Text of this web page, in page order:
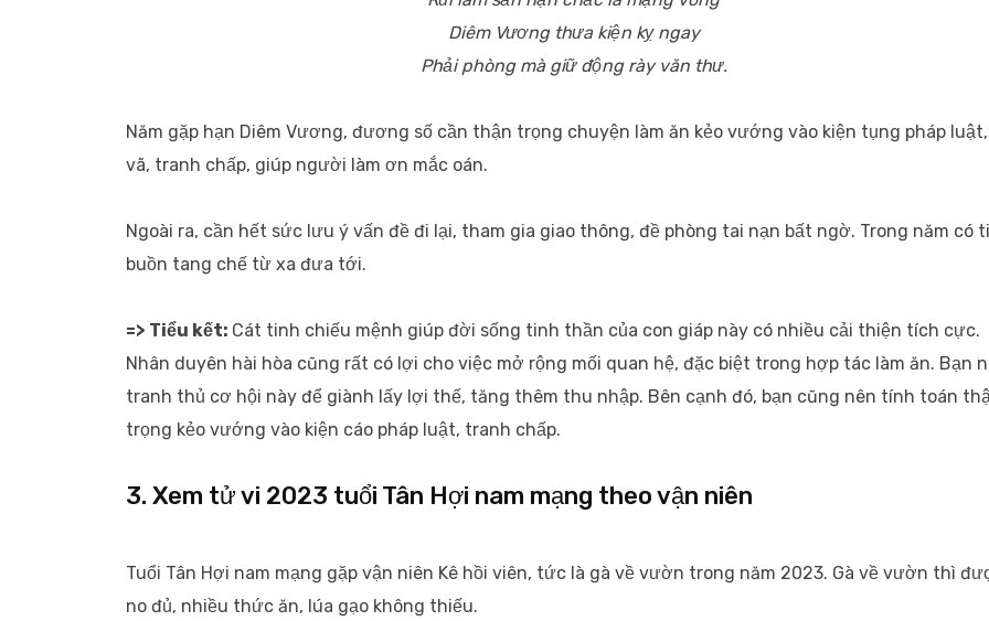
Diêm Vương thưa kiện kỵ ngay
Phải phòng mà giữ động rày văn thư.
Năm gặp hạn Diêm Vương, đương số cần thận trọng chuyện làm ăn kẻo vướng vào kiện tụng pháp
vã, tranh chấp, giúp người làm ơn mắc oán.
Ngoài ra, cần hết sức lưu ý vấn đề đi lại, tham gia giao thông, đề phòng tai nạn bất ngờ. Trong năm có
buồn tang chế từ xa đưa tới.
=> Tiểu kết: Cát tinh chiếu mệnh giúp đời sống tinh thần của con giáp này có nhiều cải thiện tích cực.
Nhân duyên hài hòa cũng rất có lợi cho việc mở rộng mối quan hệ, đặc biệt trong hợp tác làm ăn. Bạn
tranh thủ cơ hội này để giành lấy lợi thế, tăng thêm thu nhập. Bên cạnh đó, bạn cũng nên tính toán
trọng kẻo vướng vào kiện cáo pháp luật, tranh chấp.
3. Xem tử vi 2023 tuổi Tân Hợi nam mạng theo vận niên
Tuổi Tân Hợi nam mạng gặp vận niên Kê hồi viên, tức là gà về vườn trong năm 2023. Gà về vườn thì
no đủ, nhiều thức ăn, lúa gạo không thiếu.